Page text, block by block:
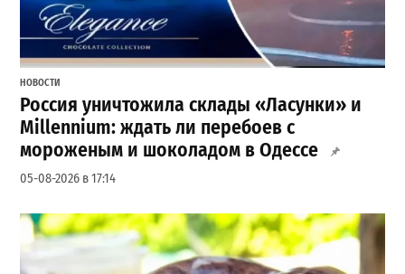
НОВОСТИ
Россия уничтожила склады «Ласунки» и
Millennium: ждать ли перебоев с
мороженым и шоколадом в Одессе
05-08-2026 в 17:14